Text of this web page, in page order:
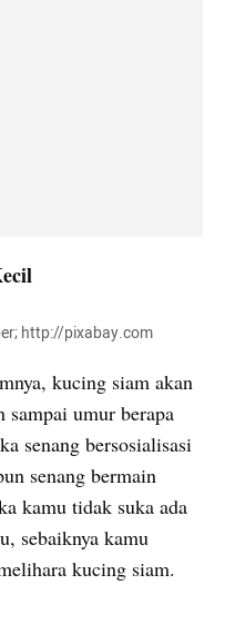
http://pixabay.com
kucing siam akan
umur berapa
senang bersosialisasi
senang bermain
kamu tidak suka ada
sebaiknya kamu
kucing siam.